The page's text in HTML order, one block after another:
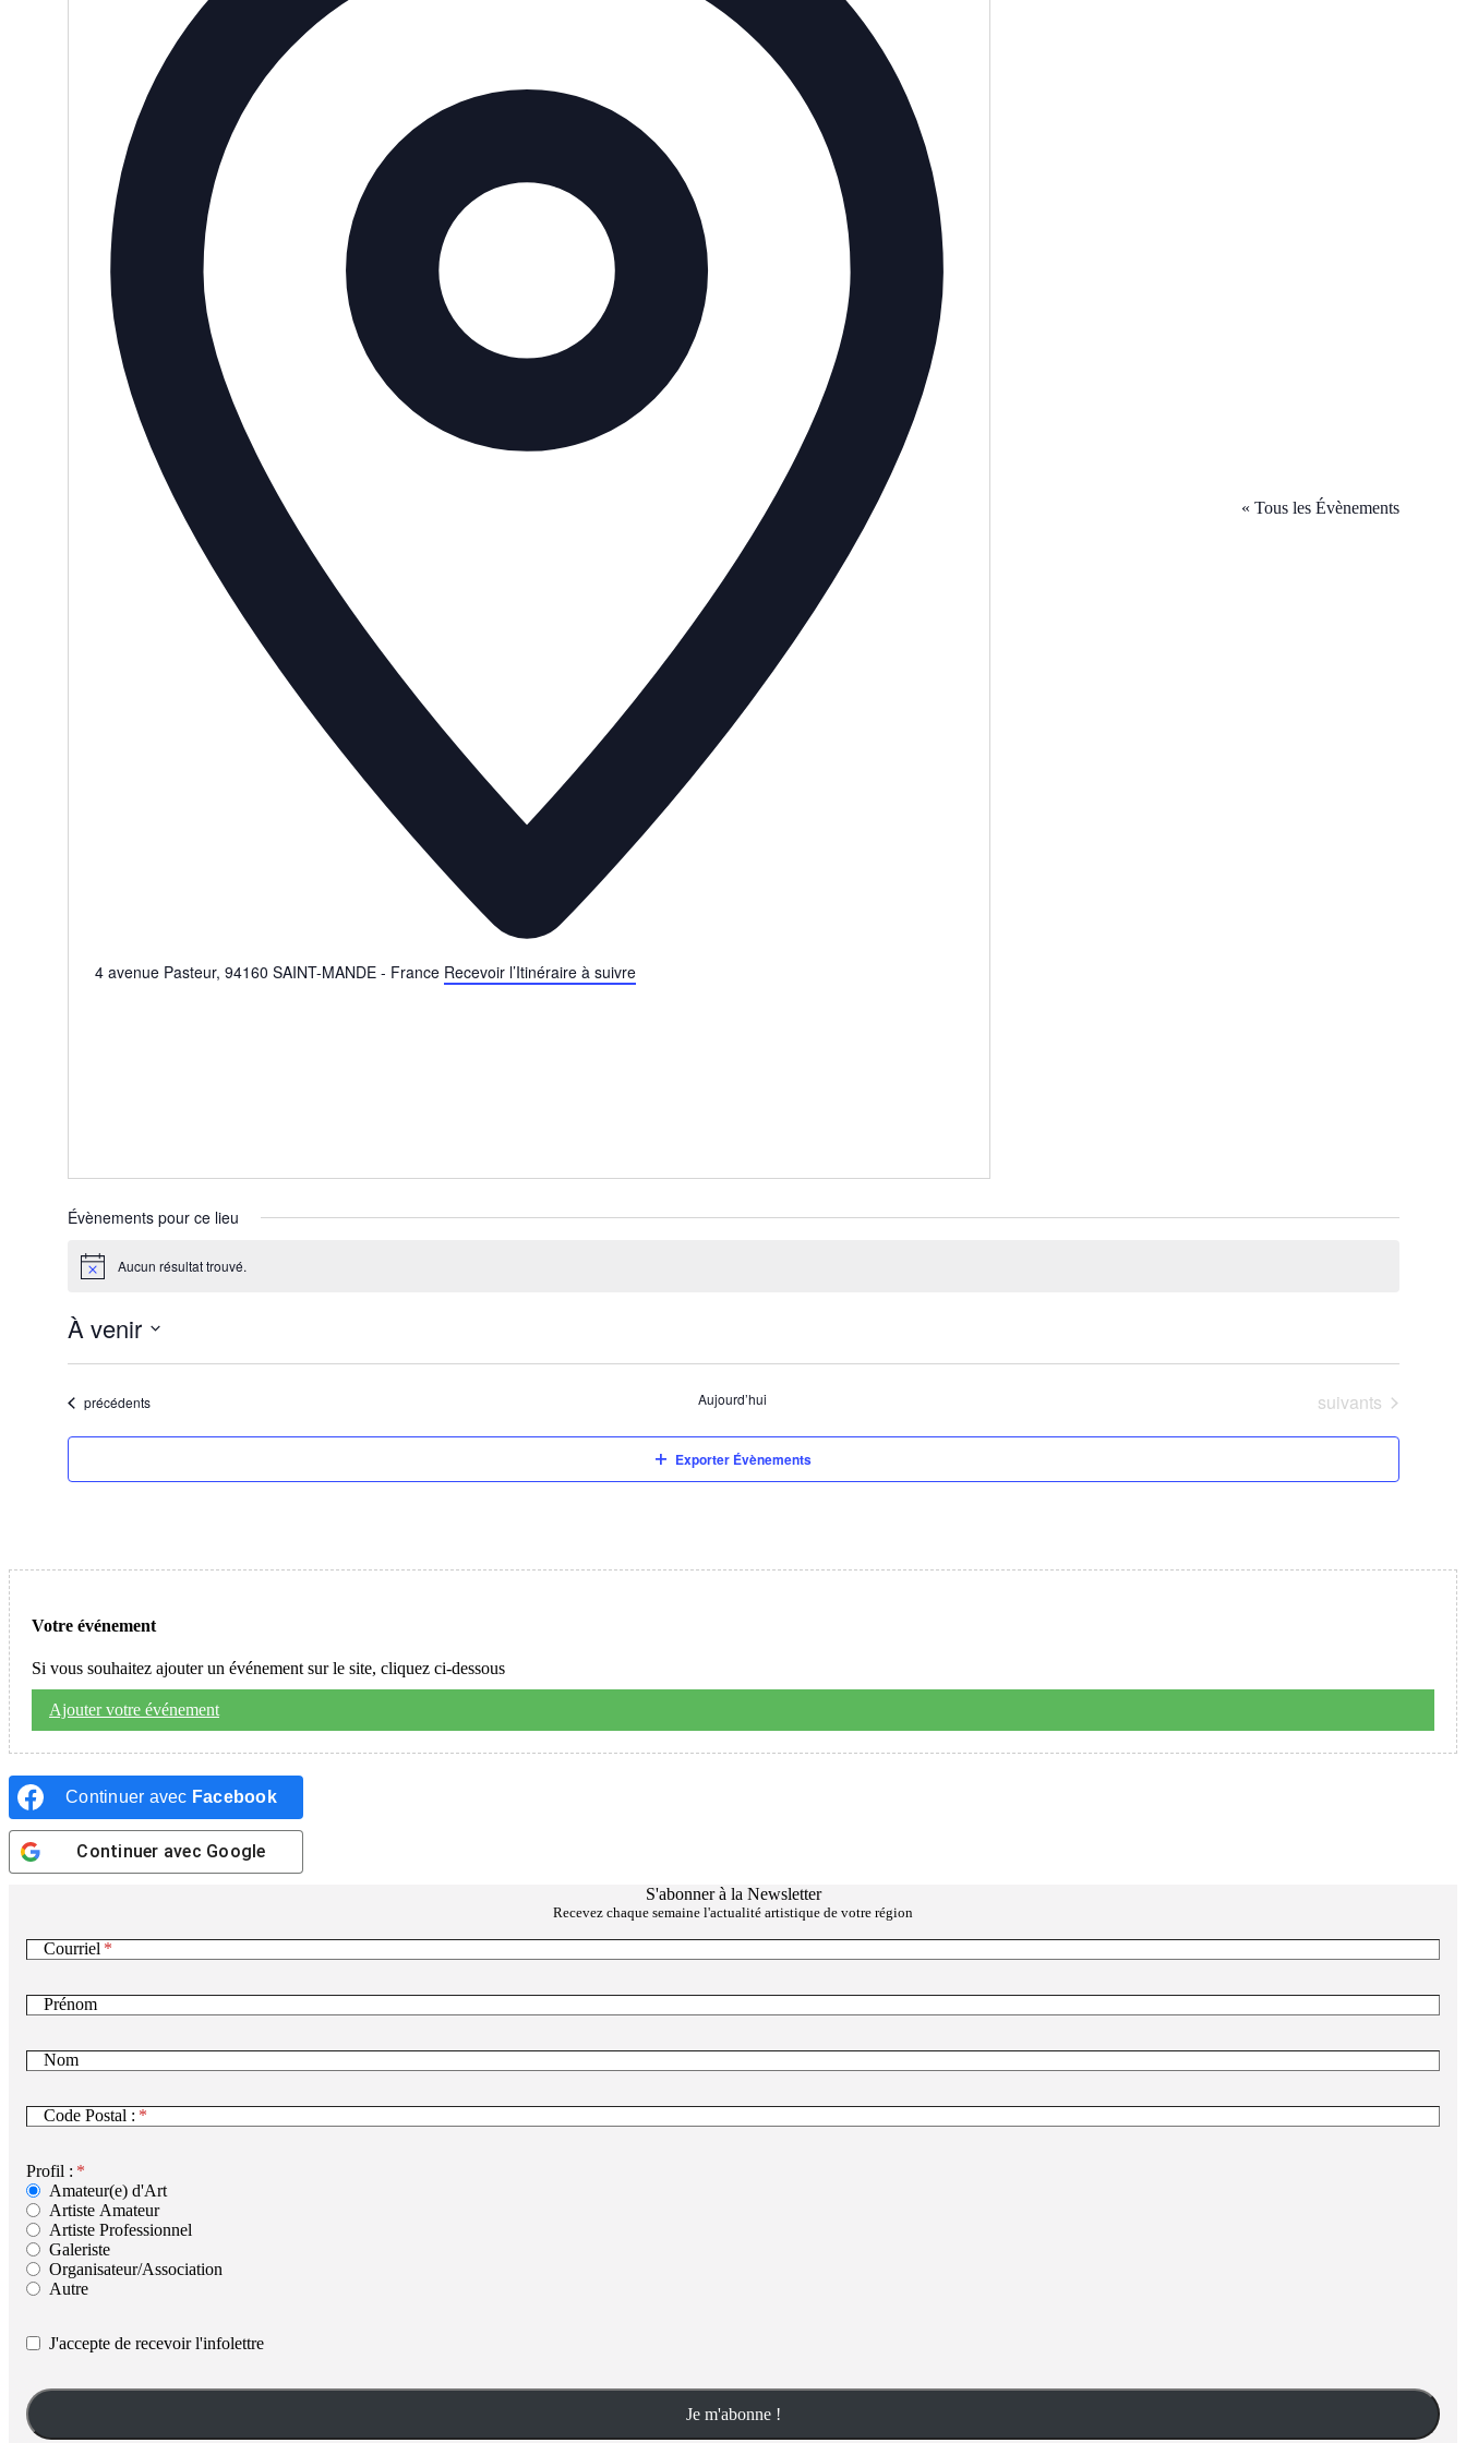
« Tous les Évènements
4 avenue Pasteur, 94160 SAINT-MANDE - France Recevoir l’Itinéraire à suivre
Évènements pour ce lieu
Notice Aucun résultat trouvé.
À venir
date.Évènements
précédents Aujourd’hui Évènements
suivants
Exporter Évènements
Votre événement
Si vous souhaitez ajouter un événement sur le site, cliquez ci-dessous
Ajouter votre événement
Continuer avec Facebook
Continuer avec Google
S'abonner à la Newsletter
Recevez chaque semaine l'actualité artistique de votre région
Courriel
Prénom
Nom
Code Postal :
Profil :
Amateur(e) d'Art
Artiste Amateur
Artiste Professionnel
Galeriste
Organisateur/Association
Autre
J'accepte de recevoir l'infolettre